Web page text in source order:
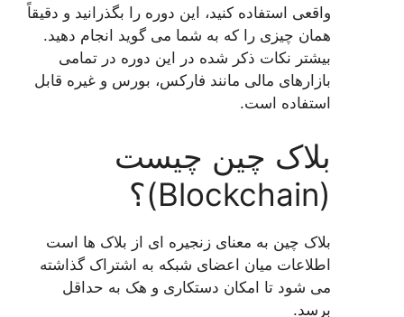
واقعی استفاده کنید، این دوره را بگذرانید و دقیقاً
همان چیزی را که به شما می گوید انجام دهید.
بیشتر نکات ذکر شده در این دوره در تمامی
بازارهای مالی مانند فارکس، بورس و غیره قابل
استفاده است.
بلاک چین چیست
(Blockchain)؟
بلاک چین به معنای زنجیره ای از بلاک ها است
اطلاعات میان اعضای شبکه به اشتراک گذاشته
می شود تا امکان دستکاری و هک به حداقل
برسد.